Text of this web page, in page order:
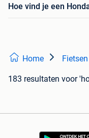
Hoe vind je een
Home
183 resultaten voor